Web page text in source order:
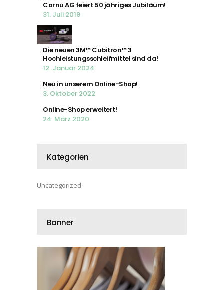
Cornu AG feiert 50 jähriges Jubiläum!
31. Juli 2019
Die neuen 3M™ Cubitron™ 3
Hochleistungsschleifmittel sind da!
12. Januar 2024
Neu in unserem Online-Shop!
3. Oktober 2022
Online-Shop erweitert!
24. März 2020
Kategorien
Uncategorized
Banner